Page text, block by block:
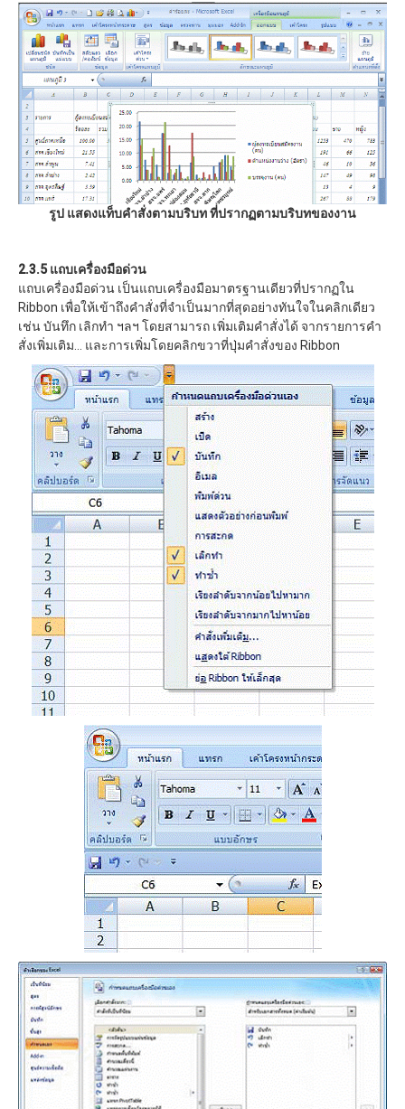
รูป แสดงแท็บคำสั่งตามบริบทที่ปรากฏตามบริบทของงาน
2.3.5 แถบเครื่องมือด่วน
แถบเครื่องมือด่วน เป็นแถบเครื่องมือมาตรฐานเดียวที่ปรากฏใน
Ribbon เพื่อให้เข้าถึงคำสั่งที่จำเป็นมากที่สุดอย่างทันใจในคลิกเดียว
เช่น บันทึก เลิกทำ ฯลฯ โดยสามารถ เพิ่มเติมคำสั่งได้ จากรายการคำ
สั่งเพิ่มเติม... และการเพิ่มโดยคลิกขวาที่ปุ่มคำสั่งของ Ribbon